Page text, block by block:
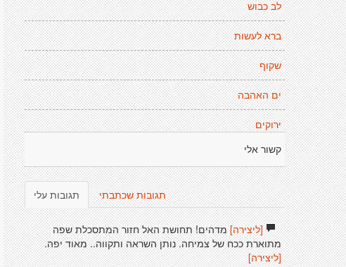
לב כבוש
ברא לעשות
שקוף
ים האהבה
ירוקים
קשור אלי
תגובות עלי תגובות שכתבתי
[ליצירה]מדהים! תחושת האל חזור המתסכלת שפה
מתוארת ככח של צמיחה. נותן השראה ותקווה.. מאוד יפה.
[ליצירה]